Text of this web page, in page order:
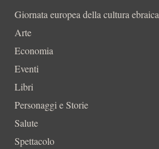
Giornata europea della cultura ebraica
Arte
Economia
Eventi
Libri
Personaggi e Storie
Salute
Spettacolo